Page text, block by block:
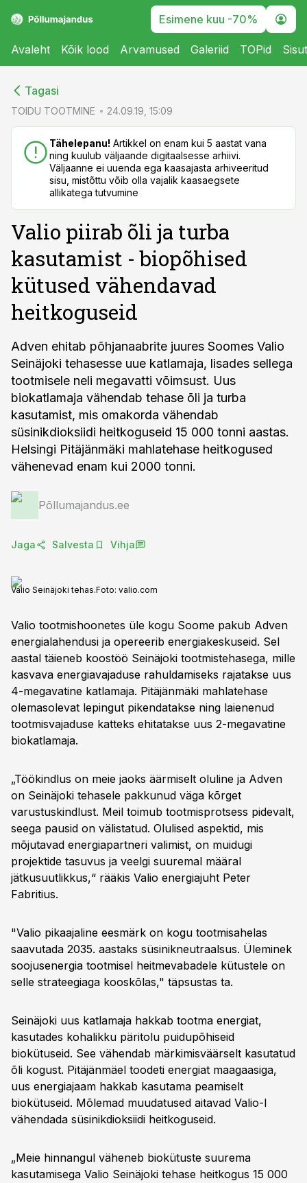
Esimene kuu -70%
Avaleht Kõik lood Arvamused Galeriid TOPid
Tagasi
TOIDU TOOTMINE 24.09.19, 15:09
Tähelepanu! Artikkel on enam kui 5 aastat vana
ning kuulub väljaande digitaalsesse arhiivi.
Väljaanne ei uuenda ega kaasajasta arhiveeritud
sisu, mistõttu võib olla vajalik kaasaegsete
allikatega tutvumine
Valio piirab õli ja turba
kasutamist - biopõhised
kütused vähendavad
heitkoguseid
Adven ehitab põhjanaabrite juures Soomes Valio
Seinäjoki tehasesse uue katlamaja, lisades sellega
tootmisele neli megavatti võimsust. Uus
biokatlamaja vähendab tehase õli ja turba
kasutamist, mis omakorda vähendab
süsinikdioksiidi heitkoguseid 15 000 tonni aastas.
Helsingi Pitäjänmäki mahlatehase heitkogused
vähenevad enam kui 2000 tonni.
Põllumajandus.ee
Jaga Salvesta Vihja
Valio Seinäjoki tehas.Foto: valio.com
Valio tootmishoonetes üle kogu Soome pakub Adven
energialahendusi ja opereerib energiakeskuseid. Sel
aastal täieneb koostöö Seinäjoki tootmistehasega, mille
kasvava energiavajaduse rahuldamiseks rajatakse uus
4-megavatine katlamaja. Pitäjänmäki mahlatehase
olemasolevat lepingut pikendatakse ning laienenud
tootmisvajaduse katteks ehitatakse uus 2-megavatine
biokatlamaja.
„Töökindlus on meie jaoks äärmiselt oluline ja Adven
on Seinäjoki tehasele pakkunud väga kõrget
varustuskindlust. Meil toimub tootmisprotsess pidevalt,
seega pausid on välistatud. Olulised aspektid, mis
mõjutavad energiapartneri valimist, on muidugi
projektide tasuvus ja veelgi suuremal määral
jätkusuutlikkus,“ rääkis Valio energiajuht Peter
Fabritius.
"Valio pikaajaline eesmärk on kogu tootmisahelas
saavutada 2035. aastaks süsinikneutraalsus. Üleminek
soojusenergia tootmisel heitmevabadele kütustele on
selle strateegiaga kooskõlas," täpsustas ta.
Seinäjoki uus katlamaja hakkab tootma energiat,
kasutades kohalikku päritolu puidupõhiseid
biokütuseid. See vähendab märkimisväärselt kasutatud
õli kogust. Pitäjänmäel toodeti energiat maagaasiga,
uus energiajaam hakkab kasutama peamiselt
biokütuseid. Mõlemad muudatused aitavad Valio-l
vähendada süsinikdioksiidi heitkoguseid.
„Meie hinnangul väheneb biokütuste suurema
kasutamisega Valio Seinäjoki tehase heitkogus 15 000